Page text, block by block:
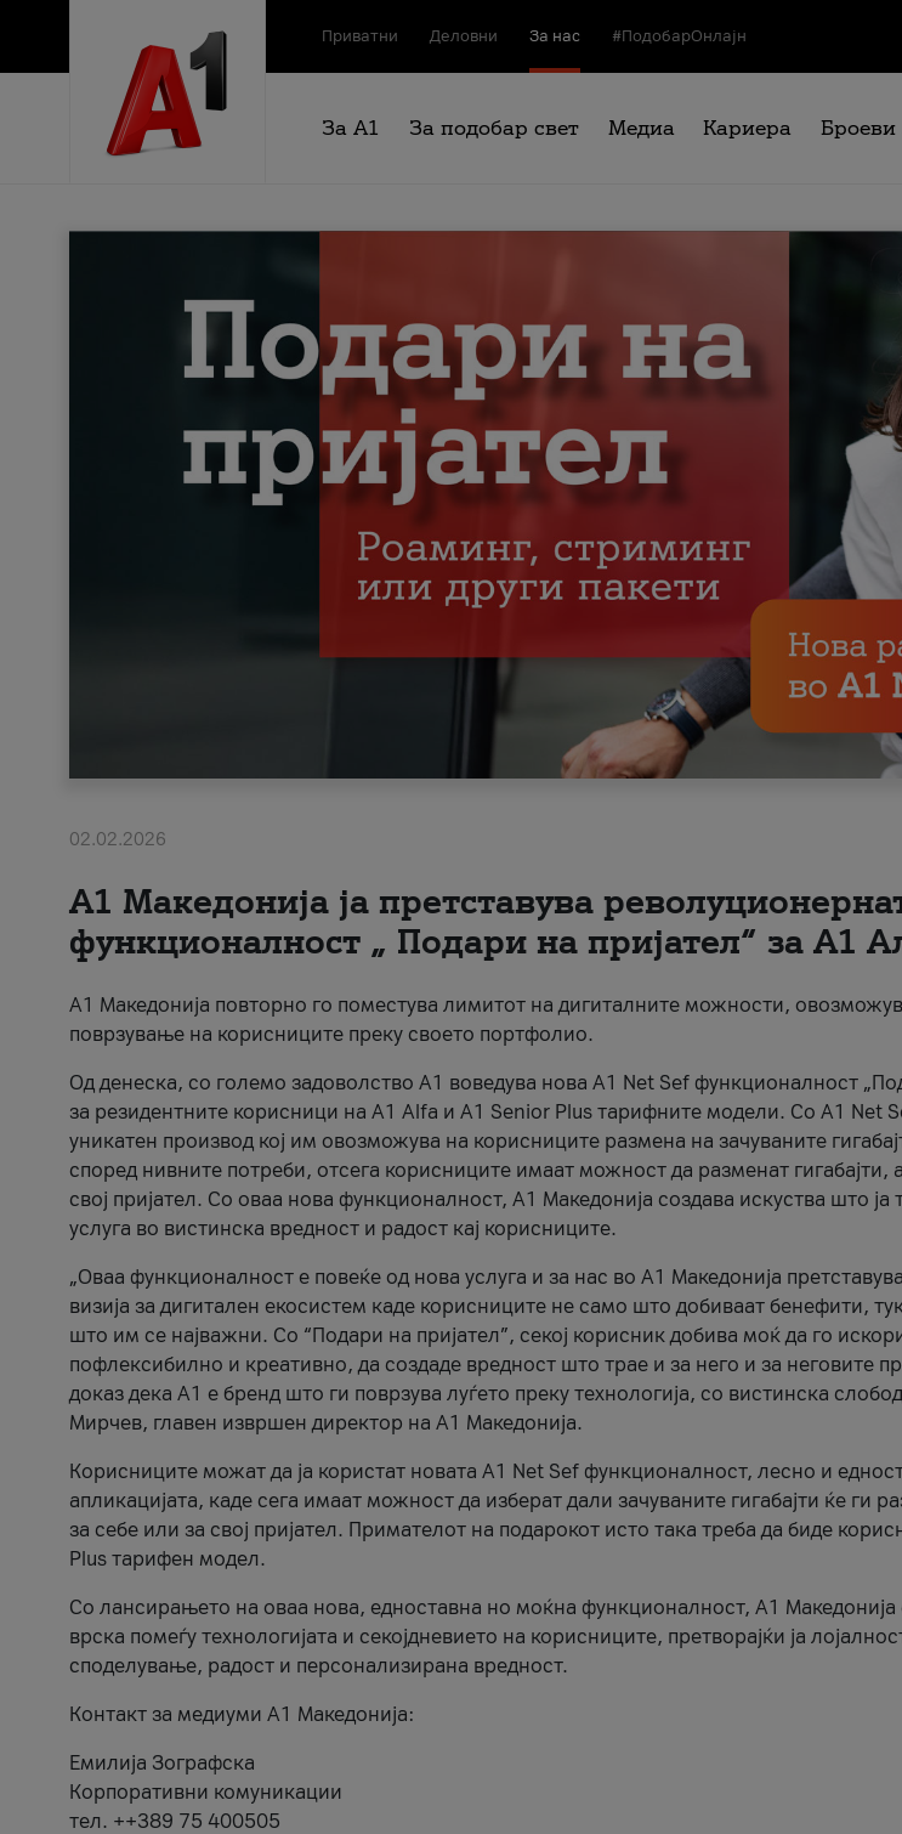
Приватни Деловни За нас #ПодобарОнлајн
За А1 За подобар свет Медиа Кариера Броеви
02.02.2026
А1 Македонија ја претставува
функционалност „ Подари на пријател“ за А1
А1 Македонија повторно го поместува лимитот на дигиталните можности,
поврзување на корисниците преку своето портфолио.
Од денеска, со големо задоволство А1 воведува нова A1 Net Sef функционалност
за резидентните корисници на А1 Alfa и A1 Senior Plus тарифните модели. Со A1 Net
уникатен производ кој им овозможува на корисниците размена на зачуваните
според нивните потреби, отсега корисниците имаат можност да разменат гигабајти,
свој пријател. Со оваа нова функционалност, А1 Македонија создава искуства што
услуга во вистинска вредност и радост кај корисниците.
„Оваа функционалност е повеќе од нова услуга и за нас во А1 Македонија
визија за дигитален екосистем каде корисниците не само што добиваат бенефити,
што им се најважни. Со “Подари на пријател”, секој корисник добива моќ да го
пофлексибилно и креативно, да создаде вредност што трае и за него и за неговите
доказ дека А1 е бренд што ги поврзува луѓето преку технологија, со вистинска
Мирчев, главен извршен директор на А1 Македонија.
Корисниците можат да ја користат новата А1 Net Sef функционалност, лесно и
апликацијата, каде сега имаат можност да изберат дали зачуваните гигабајти ќе ги
за себе или за свој пријател. Примателот на подарокот исто така треба да биде
Plus тарифен модел.
Со лансирањето на оваа нова, едноставна но моќна функционалност, А1
врска помеѓу технологијата и секојдневието на корисниците, претворајќи ја
споделување, радост и персонализирана вредност.
Контакт за медиуми А1 Македонија:
Емилија Зографска
Корпоративни комуникации
тел. ++389 75 400505